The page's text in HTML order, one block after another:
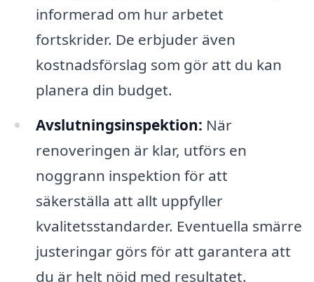
informerad om hur arbetet
fortskrider. De erbjuder även
kostnadsförslag som gör att du kan
planera din budget.
Avslutningsinspektion: När
renoveringen är klar, utförs en
noggrann inspektion för att
säkerställa att allt uppfyller
kvalitetsstandarder. Eventuella smärre
justeringar görs för att garantera att
du är helt nöjd med resultatet.